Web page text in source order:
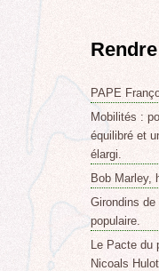
PAPE
Mobilités :
équilibré et
élargi.
Bob Marley,
Girondins
populaire.
Le Pacte
Nicoals